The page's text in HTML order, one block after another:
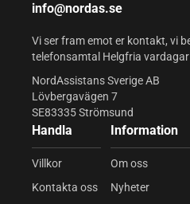
info@nordas.se
Vi ser fram emot er kontakt, vi
telefonsamtal Helgfria vardagar
NordAssistans Sverige AB
Lövbergavägen 7
SE83335 Strömsund
Handla
Villkor
Kontakta oss
Information
Om oss
Nyheter